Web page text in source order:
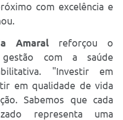
com excelência e
Amaral reforçou o
gestão com a saúde
"Investir em
em qualidade de vida
Sabemos que cada
representa uma